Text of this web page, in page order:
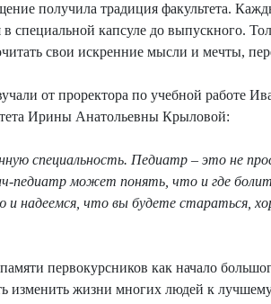
получила традиция факультета.
специальной капсуле до выпускного.
свои искренние мысли и мечты,
от проректора по учебной работе
Ирины Анатольевны Крыловой:
специальность. Педиатр – это не
педиатр может понять, что и где
и надеемся, что вы будете стараться,
памяти первокурсников как начало
изменить жизни многих людей к